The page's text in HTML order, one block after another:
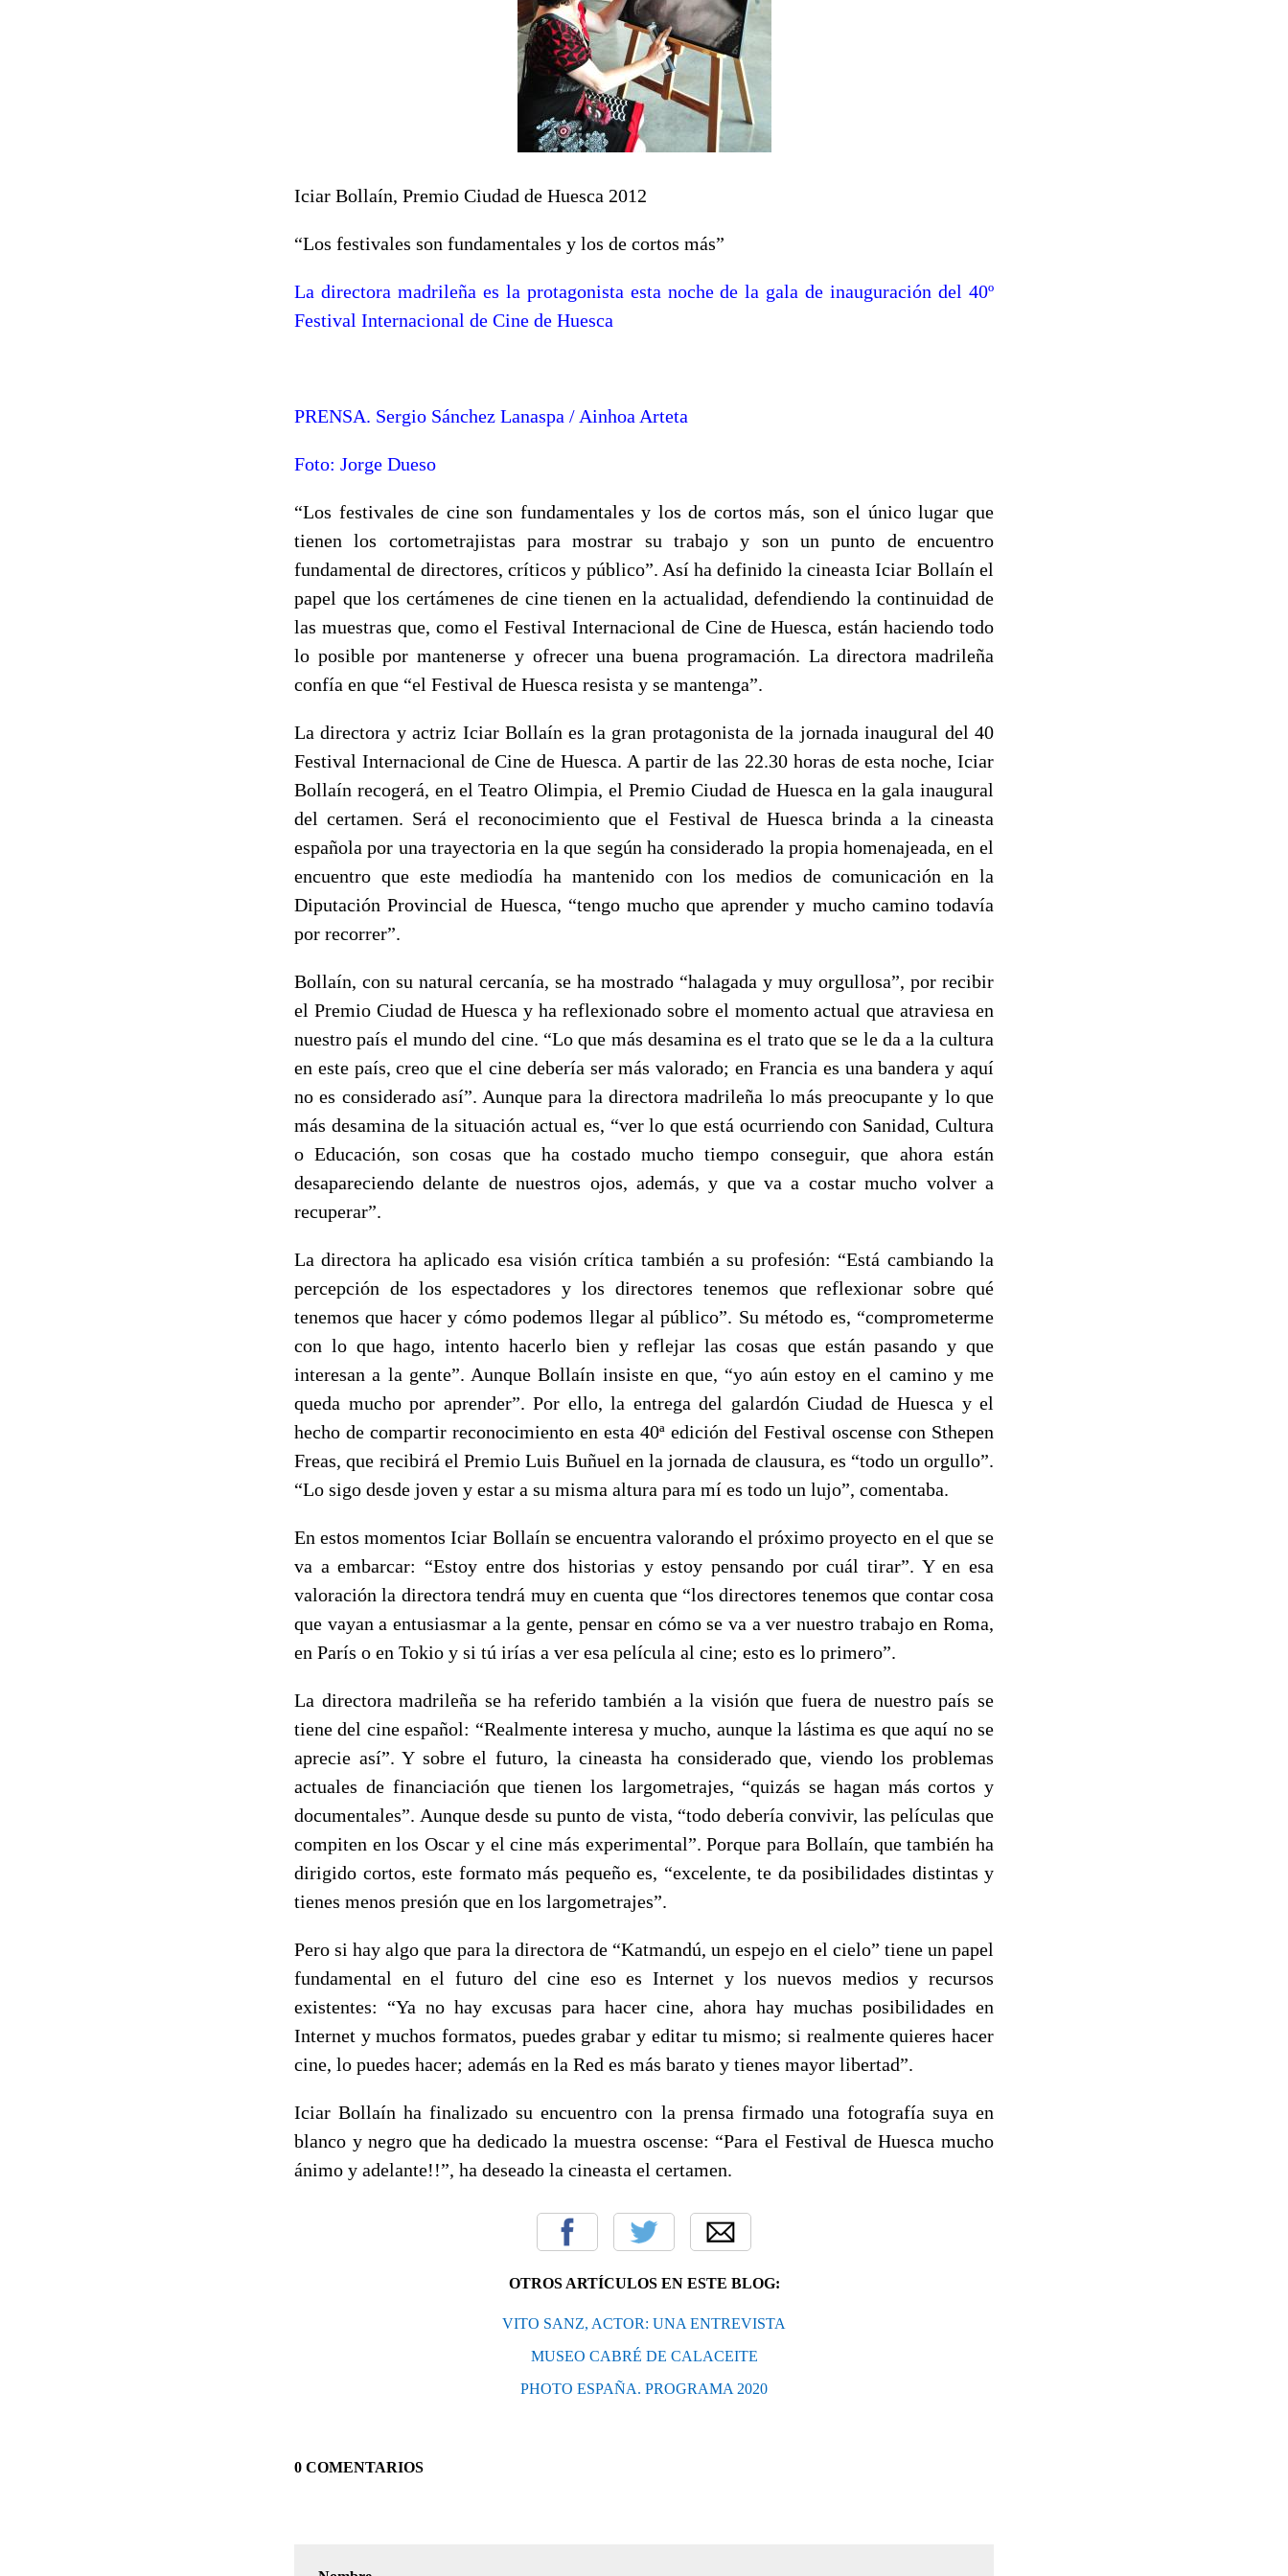
Iciar Bollaín, Premio Ciudad de Huesca 2012
“Los festivales son fundamentales y los de cortos más”
La directora madrileña es la protagonista esta noche de la gala de inauguración del 40º
Festival Internacional de Cine de Huesca
PRENSA. Sergio Sánchez Lanaspa / Ainhoa Arteta
Foto: Jorge Dueso
“Los festivales de cine son fundamentales y los de cortos más, son el único lugar que
tienen los cortometrajistas para mostrar su trabajo y son un punto de encuentro
fundamental de directores, críticos y público”. Así ha definido la cineasta Iciar Bollaín el
papel que los certámenes de cine tienen en la actualidad, defendiendo la continuidad de
las muestras que, como el Festival Internacional de Cine de Huesca, están haciendo todo
lo posible por mantenerse y ofrecer una buena programación. La directora madrileña
confía en que “el Festival de Huesca resista y se mantenga”.
La directora y actriz Iciar Bollaín es la gran protagonista de la jornada inaugural del 40
Festival Internacional de Cine de Huesca. A partir de las 22.30 horas de esta noche, Iciar
Bollaín recogerá, en el Teatro Olimpia, el Premio Ciudad de Huesca en la gala inaugural
del certamen. Será el reconocimiento que el Festival de Huesca brinda a la cineasta
española por una trayectoria en la que según ha considerado la propia homenajeada, en el
encuentro que este mediodía ha mantenido con los medios de comunicación en la
Diputación Provincial de Huesca, “tengo mucho que aprender y mucho camino todavía
por recorrer”.
Bollaín, con su natural cercanía, se ha mostrado “halagada y muy orgullosa”, por recibir
el Premio Ciudad de Huesca y ha reflexionado sobre el momento actual que atraviesa en
nuestro país el mundo del cine. “Lo que más desamina es el trato que se le da a la cultura
en este país, creo que el cine debería ser más valorado; en Francia es una bandera y aquí
no es considerado así”. Aunque para la directora madrileña lo más preocupante y lo que
más desamina de la situación actual es, “ver lo que está ocurriendo con Sanidad, Cultura
o Educación, son cosas que ha costado mucho tiempo conseguir, que ahora están
desapareciendo delante de nuestros ojos, además, y que va a costar mucho volver a
recuperar”.
La directora ha aplicado esa visión crítica también a su profesión: “Está cambiando la
percepción de los espectadores y los directores tenemos que reflexionar sobre qué
tenemos que hacer y cómo podemos llegar al público”. Su método es, “comprometerme
con lo que hago, intento hacerlo bien y reflejar las cosas que están pasando y que
interesan a la gente”. Aunque Bollaín insiste en que, “yo aún estoy en el camino y me
queda mucho por aprender”. Por ello, la entrega del galardón Ciudad de Huesca y el
hecho de compartir reconocimiento en esta 40ª edición del Festival oscense con Sthepen
Freas, que recibirá el Premio Luis Buñuel en la jornada de clausura, es “todo un orgullo”.
“Lo sigo desde joven y estar a su misma altura para mí es todo un lujo”, comentaba.
En estos momentos Iciar Bollaín se encuentra valorando el próximo proyecto en el que se
va a embarcar: “Estoy entre dos historias y estoy pensando por cuál tirar”. Y en esa
valoración la directora tendrá muy en cuenta que “los directores tenemos que contar cosa
que vayan a entusiasmar a la gente, pensar en cómo se va a ver nuestro trabajo en Roma,
en París o en Tokio y si tú irías a ver esa película al cine; esto es lo primero”.
La directora madrileña se ha referido también a la visión que fuera de nuestro país se
tiene del cine español: “Realmente interesa y mucho, aunque la lástima es que aquí no se
aprecie así”. Y sobre el futuro, la cineasta ha considerado que, viendo los problemas
actuales de financiación que tienen los largometrajes, “quizás se hagan más cortos y
documentales”. Aunque desde su punto de vista, “todo debería convivir, las películas que
compiten en los Oscar y el cine más experimental”. Porque para Bollaín, que también ha
dirigido cortos, este formato más pequeño es, “excelente, te da posibilidades distintas y
tienes menos presión que en los largometrajes”.
Pero si hay algo que para la directora de “Katmandú, un espejo en el cielo” tiene un papel
fundamental en el futuro del cine eso es Internet y los nuevos medios y recursos
existentes: “Ya no hay excusas para hacer cine, ahora hay muchas posibilidades en
Internet y muchos formatos, puedes grabar y editar tu mismo; si realmente quieres hacer
cine, lo puedes hacer; además en la Red es más barato y tienes mayor libertad”.
Iciar Bollaín ha finalizado su encuentro con la prensa firmado una fotografía suya en
blanco y negro que ha dedicado la muestra oscense: “Para el Festival de Huesca mucho
ánimo y adelante!!”, ha deseado la cineasta el certamen.
OTROS ARTÍCULOS EN ESTE BLOG:
VITO SANZ, ACTOR: UNA ENTREVISTA
MUSEO CABRÉ DE CALACEITE
PHOTO ESPAÑA. PROGRAMA 2020
0 COMENTARIOS